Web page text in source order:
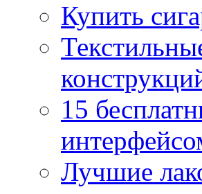
Купить
15
Лучшие